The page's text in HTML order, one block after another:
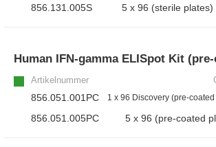
856.131.005S 5 x 96 (sterile plates)
Human IFN-gamma ELISpot Kit
Artikelnummer
856.051.001PC 1 x 96 Discovery (pre-
856.051.005PC 5 x 96 (pre-coated